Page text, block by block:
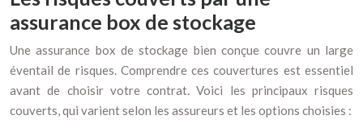
assurance box de stockage
Une assurance box de stockage bien conçue couvre un large
éventail de risques. Comprendre ces couvertures est essentiel
avant de choisir votre contrat. Voici les principaux risques
couverts, qui varient selon les assureurs et les options choisies :